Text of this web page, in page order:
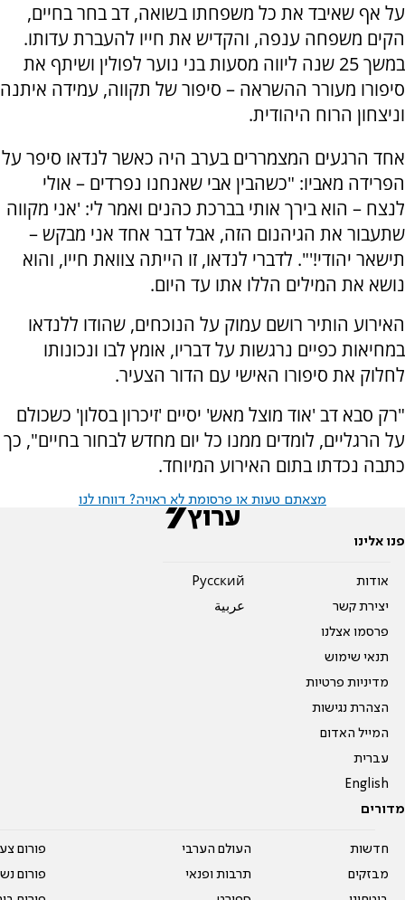
על אף שאיבד את כל משפחתו בשואה, דב בחר בחיים,
הקים משפחה ענפה, והקדיש את חייו להעברת עדותו.
במשך 25 שנה ליווה מסעות בני נוער לפולין ושיתף את
סיפורו מעורר ההשראה – סיפור של תקווה, עמידה איתנה
וניצחון הרוח היהודית.
אחד הרגעים המצמררים בערב היה כאשר לנדאו סיפר על
הפרידה מאביו: "כשהבין אבי שאנחנו נפרדים – אולי
לנצח – הוא בירך אותי בברכת כהנים ואמר לי: 'אני מקווה
שתעבור את הגיהנום הזה, אבל דבר אחד אני מבקש –
תישאר יהודי!'". לדברי לנדאו, זו הייתה צוואת חייו, והוא
נושא את המילים הללו אתו עד היום.
האירוע הותיר רושם עמוק על הנוכחים, שהודו ללנדאו
במחיאות כפיים נרגשות על דבריו, אומץ לבו ונכונותו
לחלוק את סיפורו האישי עם הדור הצעיר.
"רק סבא דב 'אוד מוצל מאש' יסיים 'זיכרון בסלון' כשכולם
על הרגליים, לומדים ממנו כל יום מחדש לבחור בחיים", כך
כתבה נכדתו בתום האירוע המיוחד.
מצאתם טעות או פרסומת לא ראויה? דווחו לנו
פנו אלינו
אודות
יצירת קשר
פרסמו אצלנו
תנאי שימוש
מדיניות פרטיות
הצהרת נגישות
המייל האדום
עברית
English
Pусский
عربية
מדורים
חדשות
מבזקים
העולם הערבי
תרבות ופנאי
פורום
פורום